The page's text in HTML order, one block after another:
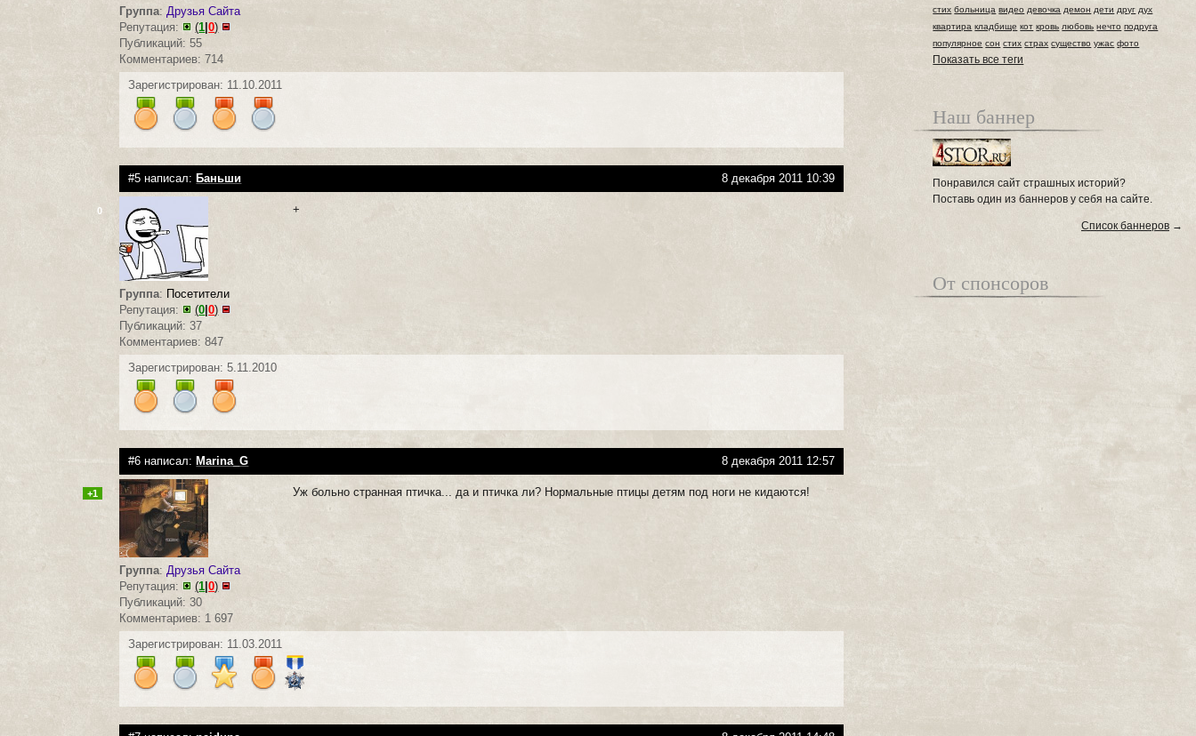
Группа: Друзья Сайта
Репутация:
(1|0)
Публикаций: 55
Комментариев: 714
Зарегистрирован: 11.10.2011
#5 написал:Баньши 8 декабря 2011 10:39
0
Группа: Посетители
Репутация:
(0|0)
Публикаций: 37
Комментариев: 847
+
Зарегистрирован: 5.11.2010
#6 написал:Marina_G 8 декабря 2011 12:57
+1
Группа: Друзья Сайта
Репутация:
(1|0)
Публикаций: 30
Комментариев: 1 697
Уж больно странная птичка... да и птичка ли? Нормальные птицы детям под ноги не кидаются!
Зарегистрирован: 11.03.2011
стих больница видео девочка демон дети друг дух
квартира кладбище кот кровь любовь нечто подруга
популярное сон стих страх существо ужас фото
Показать все теги
Наш баннер
Понравился сайт страшных историй?
Поставь один из баннеров у себя на сайте.
Список баннеров →
От спонсоров